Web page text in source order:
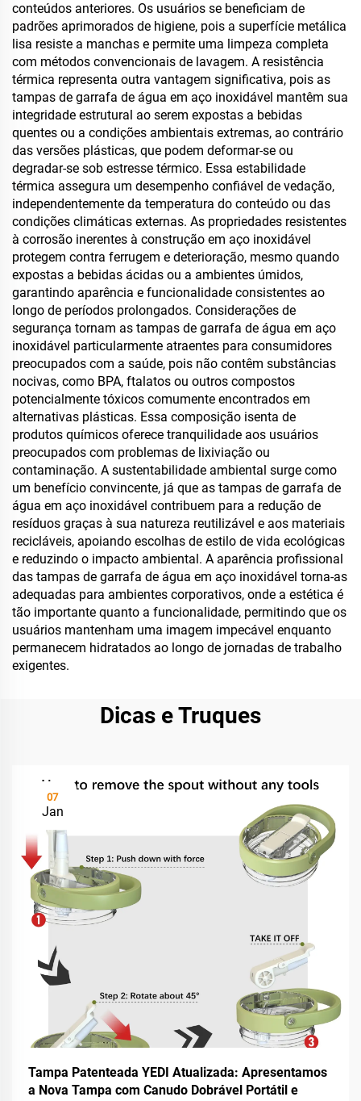
conteúdos anteriores. Os usuários se beneficiam de
padrões aprimorados de higiene, pois a superfície metálica
lisa resiste a manchas e permite uma limpeza completa
com métodos convencionais de lavagem. A resistência
térmica representa outra vantagem significativa, pois as
tampas de garrafa de água em aço inoxidável mantêm sua
integridade estrutural ao serem expostas a bebidas
quentes ou a condições ambientais extremas, ao contrário
das versões plásticas, que podem deformar-se ou
degradar-se sob estresse térmico. Essa estabilidade
térmica assegura um desempenho confiável de vedação,
independentemente da temperatura do conteúdo ou das
condições climáticas externas. As propriedades resistentes
à corrosão inerentes à construção em aço inoxidável
protegem contra ferrugem e deterioração, mesmo quando
expostas a bebidas ácidas ou a ambientes úmidos,
garantindo aparência e funcionalidade consistentes ao
longo de períodos prolongados. Considerações de
segurança tornam as tampas de garrafa de água em aço
inoxidável particularmente atraentes para consumidores
preocupados com a saúde, pois não contêm substâncias
nocivas, como BPA, ftalatos ou outros compostos
potencialmente tóxicos comumente encontrados em
alternativas plásticas. Essa composição isenta de
produtos químicos oferece tranquilidade aos usuários
preocupados com problemas de lixiviação ou
contaminação. A sustentabilidade ambiental surge como
um benefício convincente, já que as tampas de garrafa de
água em aço inoxidável contribuem para a redução de
resíduos graças à sua natureza reutilizável e aos materiais
recicláveis, apoiando escolhas de estilo de vida ecológicas
e reduzindo o impacto ambiental. A aparência profissional
das tampas de garrafa de água em aço inoxidável torna-as
adequadas para ambientes corporativos, onde a estética é
tão importante quanto a funcionalidade, permitindo que os
usuários mantenham uma imagem impecável enquanto
permanecem hidratados ao longo de jornadas de trabalho
exigentes.
Dicas e Truques
07
Jan
Tampa Patenteada YEDI Atualizada: Apresentamos
a Nova Tampa com Canudo Dobrável Portátil e